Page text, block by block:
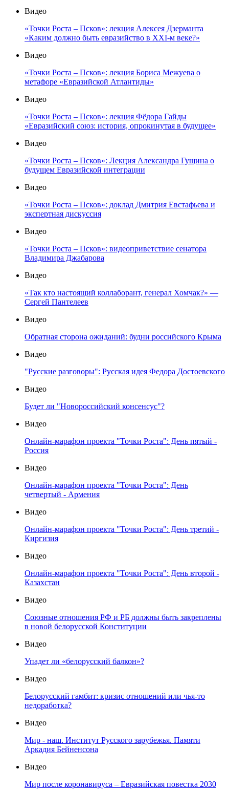
Видео
«Точки Роста – Псков»: лекция Алексея Дзерманта
«Каким должно быть евразийство в XXI-м веке?»
Видео
«Точки Роста – Псков»: лекция Бориса Межуева о
метафоре «Евразийской Атлантиды»
Видео
«Точки Роста – Псков»: лекция Фёдора Гайды
«Евразийский союз: история, опрокинутая в будущее»
Видео
«Точки Роста – Псков»: Лекция Александра Гущина о
будущем Евразийской интеграции
Видео
«Точки Роста – Псков»: доклад Дмитрия Евстафьева и
экспертная дискуссия
Видео
«Точки Роста – Псков»: видеоприветствие сенатора
Владимира Джабарова
Видео
«Так кто настоящий коллаборант, генерал Хомчак?» —
Сергей Пантелеев
Видео
Обратная сторона ожиданий: будни российского Крыма
Видео
"Русские разговоры": Русская идея Федора Достоевского
Видео
Будет ли "Новороссийский консенсус"?
Видео
Онлайн-марафон проекта "Точки Роста": День пятый -
Россия
Видео
Онлайн-марафон проекта "Точки Роста": День
четвертый - Армения
Видео
Онлайн-марафон проекта "Точки Роста": День третий -
Киргизия
Видео
Онлайн-марафон проекта "Точки Роста": День второй -
Казахстан
Видео
Союзные отношения РФ и РБ должны быть закреплены
в новой белорусской Конституции
Видео
Упадет ли «белорусский балкон»?
Видео
Белорусский гамбит: кризис отношений или чья-то
недоработка?
Видео
Мир - наш. Институт Русского зарубежья. Памяти
Аркадия Бейненсона
Видео
Мир после коронавируса – Евразийская повестка 2030